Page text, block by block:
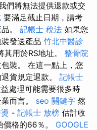
們將無法提供退款或交
要滿足截止日期，請考
。 記帳士 稅法 如果您
發送產品 竹北中醫診
其用於RS地址。 整骨院
裝。 在這一點上，您
貨規定退款。 記帳士
處理可能需要很多時
而言。 seo 關鍵字 然
- 記帳士 放榜 估計收
格的66％。 GOOGLE